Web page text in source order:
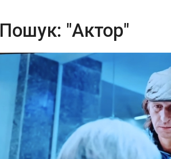
Пошук: "Актор"